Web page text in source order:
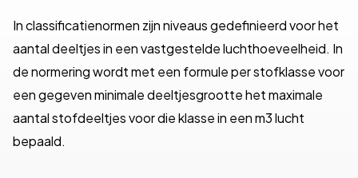
In classificatienormen zijn niveaus gedefinieerd voor het
aantal deeltjes in een vastgestelde luchthoeveelheid. In
de normering wordt met een formule per stofklasse voor
een gegeven minimale deeltjesgrootte het maximale
aantal stofdeeltjes voor die klasse in een m3 lucht
bepaald.